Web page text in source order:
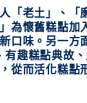
「老土」、「
」為懷舊糕點加
口味。另一方
有趣糕點典故
從而活化糕點